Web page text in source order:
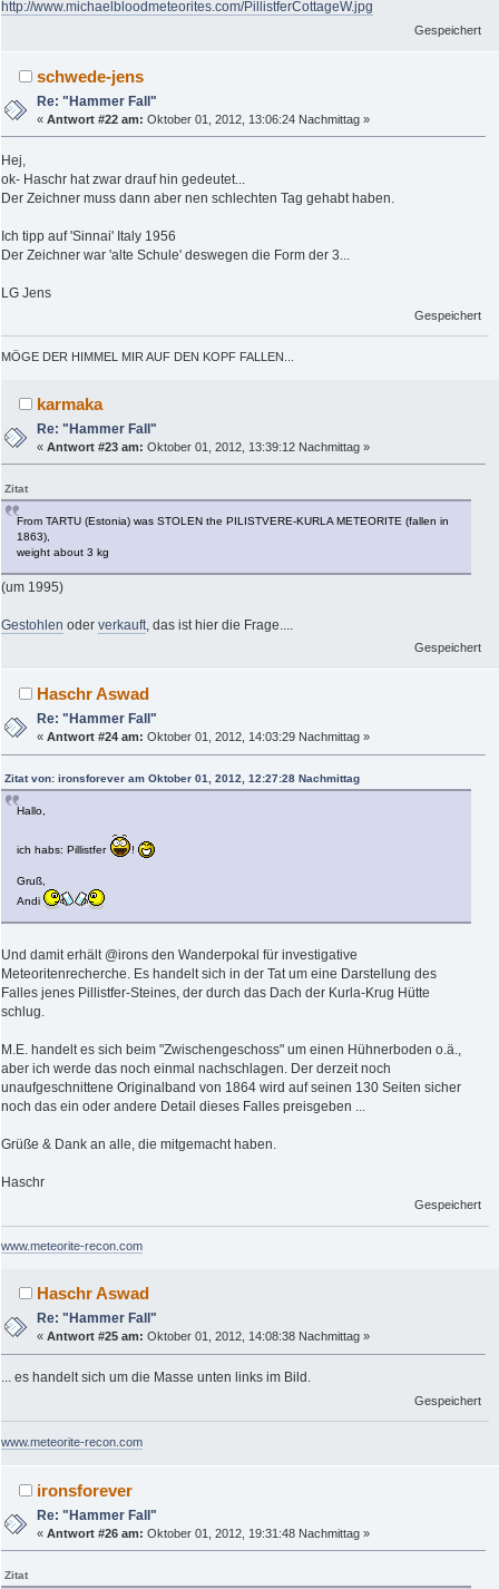
http://www.michaelbloodmeteorites.com/PillistferCottageW.jpg
Gespeichert
schwede-jens
Re: "Hammer Fall"
«Antwort #22 am: Oktober 01, 2012, 13:06:24 Nachmittag »
Hej,
ok- Haschr hat zwar drauf hin gedeutet...
Der Zeichner muss dann aber nen schlechten Tag gehabt haben.
Ich tipp auf 'Sinnai' Italy 1956
Der Zeichner war 'alte Schule' deswegen die Form der 3...
LG Jens
Gespeichert
MÖGE DER HIMMEL MIR AUF DEN KOPF FALLEN...
karmaka
Re: "Hammer Fall"
«Antwort #23 am: Oktober 01, 2012, 13:39:12 Nachmittag »
Zitat
From TARTU (Estonia) was STOLEN the PILISTVERE-KURLA METEORITE (fallen in
1863),
weight about 3 kg
(um 1995)
Gestohlen oder verkauft, das ist hier die Frage....
Gespeichert
Haschr Aswad
Re: "Hammer Fall"
«Antwort #24 am: Oktober 01, 2012, 14:03:29 Nachmittag »
Zitat von: ironsforever am Oktober 01, 2012, 12:27:28 Nachmittag
Hallo,
ich habs: Pillistfer !
Gruß,
Andi
Und damit erhält @irons den Wanderpokal für investigative
Meteoritenrecherche. Es handelt sich in der Tat um eine Darstellung des
Falles jenes Pillistfer-Steines, der durch das Dach der Kurla-Krug Hütte
schlug.
M.E. handelt es sich beim "Zwischengeschoss" um einen Hühnerboden o.ä.,
aber ich werde das noch einmal nachschlagen. Der derzeit noch
unaufgeschnittene Originalband von 1864 wird auf seinen 130 Seiten sicher
noch das ein oder andere Detail dieses Falles preisgeben ...
Grüße & Dank an alle, die mitgemacht haben.
Haschr
Gespeichert
www.meteorite-recon.com
Haschr Aswad
Re: "Hammer Fall"
«Antwort #25 am: Oktober 01, 2012, 14:08:38 Nachmittag »
... es handelt sich um die Masse unten links im Bild.
Gespeichert
www.meteorite-recon.com
ironsforever
Re: "Hammer Fall"
«Antwort #26 am: Oktober 01, 2012, 19:31:48 Nachmittag »
Zitat